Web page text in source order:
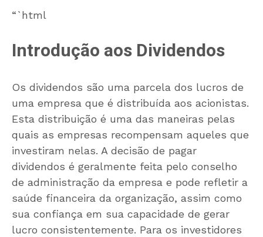
“`html
Introdução aos Dividendos
Os dividendos são uma parcela dos lucros de
uma empresa que é distribuída aos acionistas.
Esta distribuição é uma das maneiras pelas
quais as empresas recompensam aqueles que
investiram nelas. A decisão de pagar
dividendos é geralmente feita pelo conselho
de administração da empresa e pode refletir a
saúde financeira da organização, assim como
sua confiança em sua capacidade de gerar
lucro consistentemente. Para os investidores